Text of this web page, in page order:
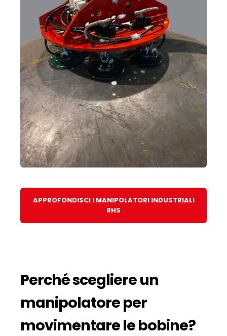
APPROFONDISCI I MANIPOLATORI INDUSTRIALI
RHS
Perché scegliere un
manipolatore per
movimentare le bobine?